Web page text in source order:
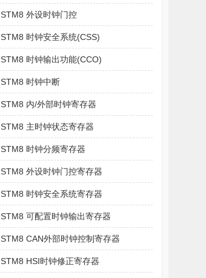
STM8 外设时钟门控
STM8 时钟安全系统(CSS)
STM8 时钟输出功能(CCO)
STM8 时钟中断
STM8 内/外部时钟寄存器
STM8 主时钟状态寄存器
STM8 时钟分频寄存器
STM8 外设时钟门控寄存器
STM8 时钟安全系统寄存器
STM8 可配置时钟输出寄存器
STM8 CAN外部时钟控制寄存器
STM8 HSI时钟修正寄存器